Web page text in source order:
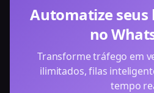
Automatize
no
Transforme tráfego em
ilimitados, filas
tempo